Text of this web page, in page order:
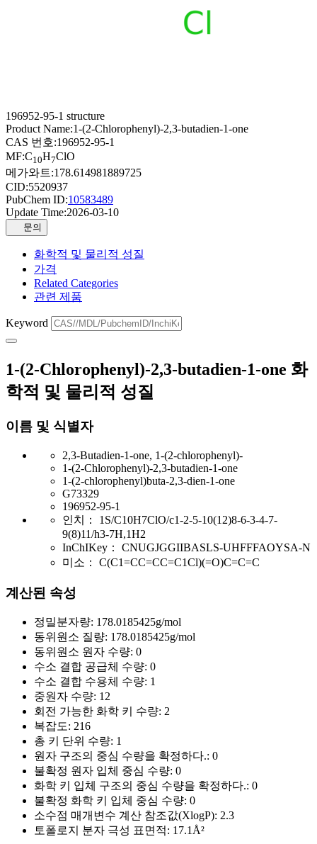
196952-95-1 structure
Product Name:1-(2-Chlorophenyl)-2,3-butadien-1-one
CAS 번호:196952-95-1
MF:C10H7ClO
메가와트:178.614981889725
CID:5520937
PubChem ID:10583489
Update Time:2026-03-10
문의
화학적 및 물리적 성질
가격
Related Categories
관련 제품
Keyword
1-(2-Chlorophenyl)-2,3-butadien-1-one 화
학적 및 물리적 성질
이름 및 식별자
2,3-Butadien-1-one, 1-(2-chlorophenyl)-
1-(2-Chlorophenyl)-2,3-butadien-1-one
1-(2-chlorophenyl)buta-2,3-dien-1-one
G73329
196952-95-1
인치：
1S/C10H7ClO/c1-2-5-10(12)8-6-3-4-7-
9(8)11/h3-7H,1H2
InChIKey：
CNUGJGGIIBASLS-UHFFFAOYSA-N
미소：
C(C1=CC=CC=C1Cl)(=O)C=C=C
계산된 속성
정밀분자량: 178.0185425g/mol
동위원소 질량: 178.0185425g/mol
동위원소 원자 수량: 0
수소 결합 공급체 수량: 0
수소 결합 수용체 수량: 1
중원자 수량: 12
회전 가능한 화학 키 수량: 2
복잡도: 216
총 키 단위 수량: 1
원자 구조의 중심 수량을 확정하다.: 0
불확정 원자 입체 중심 수량: 0
화학 키 입체 구조의 중심 수량을 확정하다.: 0
불확정 화학 키 입체 중심 수량: 0
소수점 매개변수 계산 참조값(XlogP): 2.3
토폴로지 분자 극성 표면적: 17.1Å²